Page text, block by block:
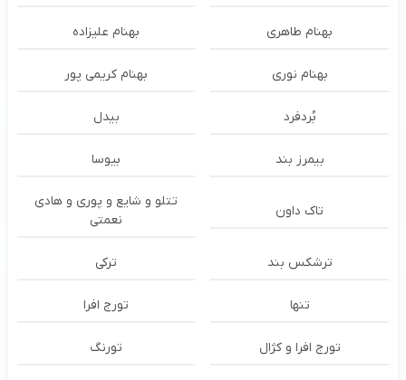
بهنام طاهری بهنام علیزاده
بهنام نوری بهنام کریمی پور
بُردفرد بیدل
بیمرز بند بیوسا
تاک داون
تتلو و شایع و پوری و هادی
نعمتی
ترشكس بند ترکی
تنها تورج افرا
تورج افرا و کژال تورنگ